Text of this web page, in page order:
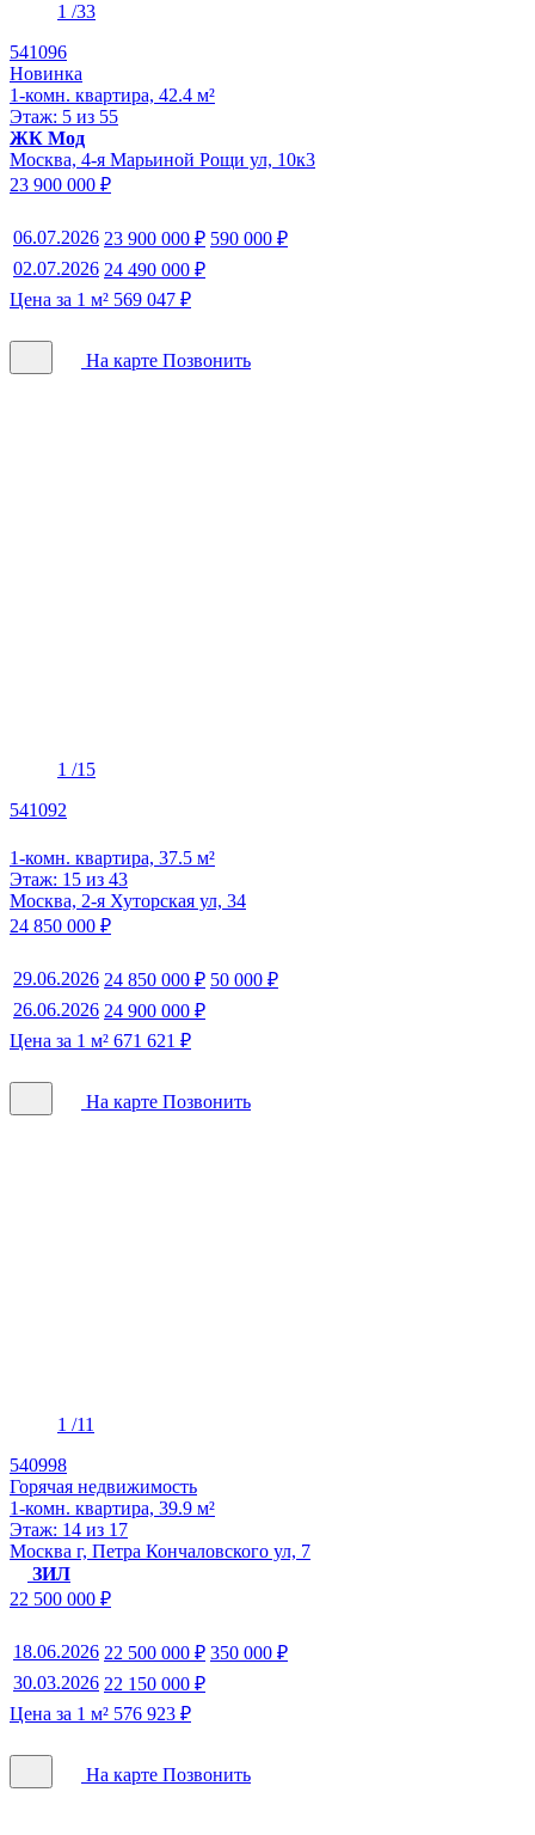
1 /33
541096
Новинка
1-комн. квартира, 42.4 м²
Этаж: 5 из 55
ЖК Мод
Москва, 4-я Марьиной Рощи ул, 10к3
23 900 000 ₽
06.07.2026 23 900 000 ₽ 590 000 ₽
02.07.2026 24 490 000 ₽
Цена за 1 м² 569 047 ₽
На карте Позвонить
1 /15
541092
1-комн. квартира, 37.5 м²
Этаж: 15 из 43
Москва, 2-я Хуторская ул, 34
24 850 000 ₽
29.06.2026 24 850 000 ₽ 50 000 ₽
26.06.2026 24 900 000 ₽
Цена за 1 м² 671 621 ₽
На карте Позвонить
1 /11
540998
Горячая недвижимость
1-комн. квартира, 39.9 м²
Этаж: 14 из 17
Москва г, Петра Кончаловского ул, 7
ЗИЛ
22 500 000 ₽
18.06.2026 22 500 000 ₽ 350 000 ₽
30.03.2026 22 150 000 ₽
Цена за 1 м² 576 923 ₽
На карте Позвонить